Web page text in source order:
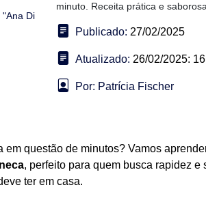
"Ana Di
minuto. Receita prática e
Publicado: 27/02/2025
Atualizado: 26/02/2025:
Por: Patrícia Fischer
questão de minutos? Vamos
, perfeito para quem busca rapidez e
ter em casa.